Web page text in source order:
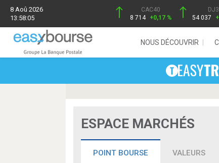
8 Aoû 2026
13:58:05
CAC40
8 714 +0,17 %
54 037
NOUS DÉCOUVRIR
ESPACE MARCHÉS
POINT BOURSE VALEURS